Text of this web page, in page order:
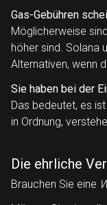
Gas-Gebühren
Möglicherweise
höher sind. Solana
Alternativen, wenn
Sie haben bei der
Das bedeutet, es
in Ordnung,
Die ehrliche
Brauchen Sie eine